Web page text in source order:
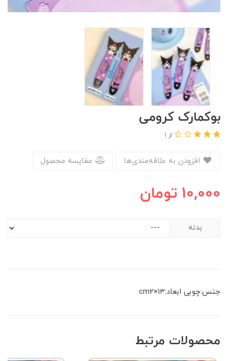
بوکمارک کرومی
از 1
مقایسه محصول
10,000 تومان
بدنه
جنس:چوبی ابعاد:۱۳×cm۲
محصولات مرتبط